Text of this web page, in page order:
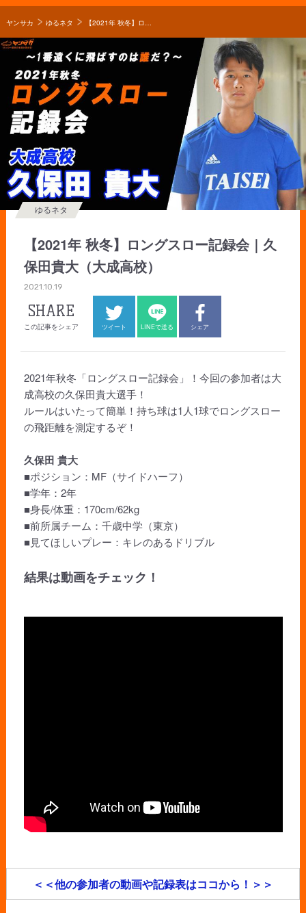
ヤンサカ ゆるネタ 【2021年 秋冬】ロングスロー記録会｜久保田貴大（大成高校）
【2021年 秋冬】ロングスロー記録会｜久
保田貴大（大成高校）
ゆるネタ
2021.10.19
SHARE
この記事をシェア ツイート LINEで送る シェア
2021年秋冬「ロングスロー記録会」！今回の参加者は大
成高校の久保田貴大選手！
ルールはいたって簡単！持ち球は1人1球でロングスロー
の飛距離を測定するぞ！
久保田 貴大
■ポジション：MF（サイドハーフ）
■学年：2年
■身長/体重：170cm/62kg
■前所属チーム：千歳中学（東京）
■見てほしいプレー：キレのあるドリブル
結果は動画をチェック！
＜＜他の参加者の動画や記録表はココから！＞＞